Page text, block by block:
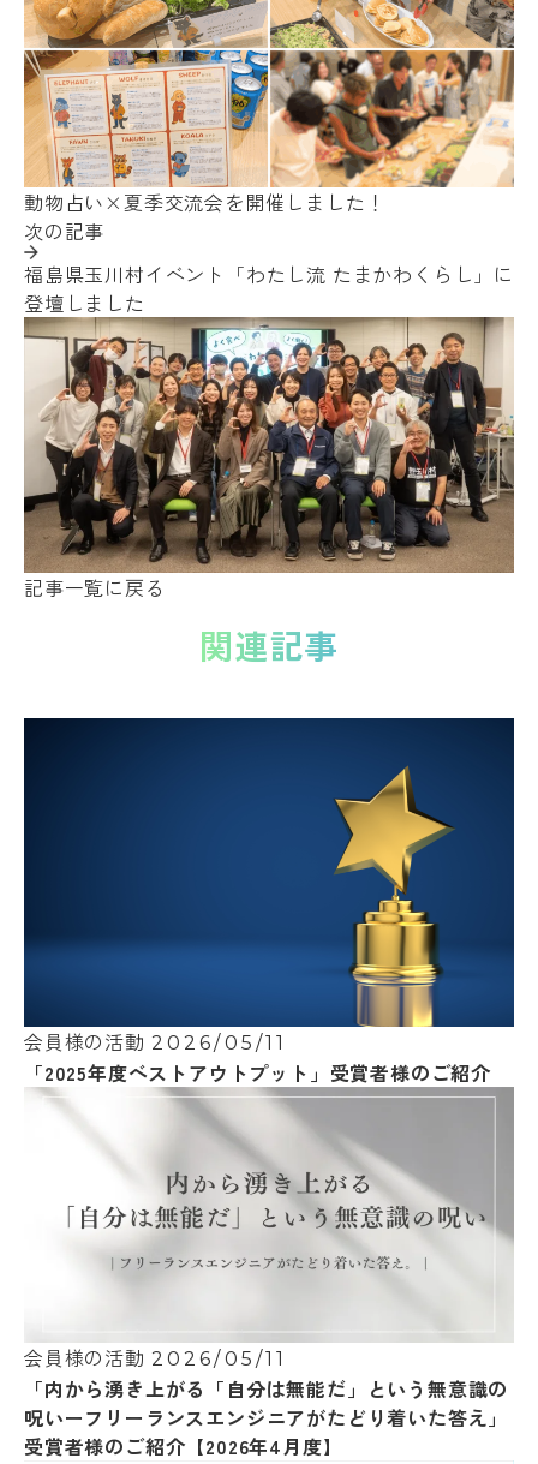
動物占い×夏季交流会を開催しました！
次の記事
福島県玉川村イベント「わたし流 たまかわくらし」に
登壇しました
記事一覧に戻る
関連記事
会員様の活動 2026/05/11
「2025年度ベストアウトプット」受賞者様のご紹介
会員様の活動 2026/05/11
「内から湧き上がる「自分は無能だ」という無意識の
呪いーフリーランスエンジニアがたどり着いた答え」
受賞者様のご紹介【2026年4月度】